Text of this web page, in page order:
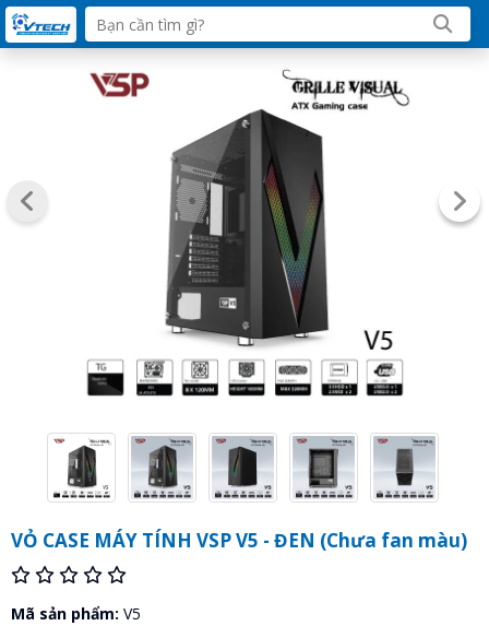
VỎ CASE MÁY TÍNH VSP V5 - ĐEN (Chưa fan màu)
Mã sản phẩm: V5